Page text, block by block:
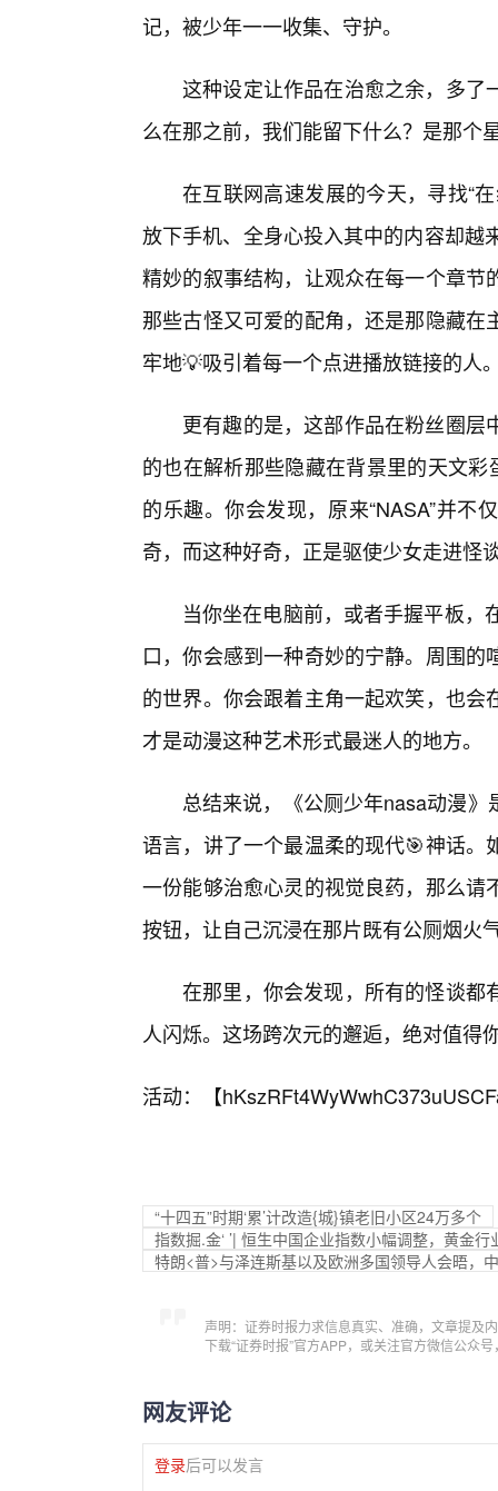
记，被少年一一收集、守护。
这种设定让作品在治愈之余，多了
么在那之前，我们能留下什么？是那个
在互联网高速发展的今天，寻找“
放下手机、全身心投入其中的内容却越
精妙的叙事结构，让观众在每一个章
那些古怪又可爱的配角，还是那隐藏
牢地💡吸引着每一个点进播放链接的人
更有趣的是，这部作品在粉丝圈
的也在解析那些隐藏在背景里的天文
的乐趣。你会发现，原来“NASA”并不
奇，而这种好奇，正是驱使少女走进怪
当你坐在电脑前，或者手握平板，
口，你会感到一种奇妙的宁静。周围
的世界。你会跟着主角一起欢笑，也
才是动漫这种艺术形式最迷人的地方。
总结来说，《公厕少年nasa动漫
语言，讲了一个最温柔的现代🎯神话
一份能够治愈心灵的视觉良药，那么
按钮，让自己沉浸在那片既有公厕烟火
在那里，你会发现，所有的怪谈都
人闪烁。这场跨次元的邂逅，绝对值得
活动：【
“十四五”时期‘累’计改造{城}镇老旧小区24万多个
指数掘.金‘ ’| 恒生中国企业指数小幅调整，黄金
特朗<普>与泽连斯基以及欧洲多国领导人会晤，
声明：证券时报力求信息真实、准确，文章提及
下载“证券时报”官方APP，或关注官方微信公众
网友评论
登录后可以发言